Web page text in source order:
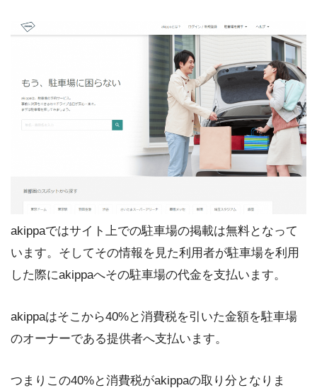
akippaではサイト上での駐車場の掲載は無料となって
います。そしてその情報を見た利用者が駐車場を利用
した際にakippaへその駐車場の代金を支払います。
akippaはそこから40%と消費税を引いた金額を駐車場
のオーナーである提供者へ支払います。
つまりこの40%と消費税がakippaの取り分となりま